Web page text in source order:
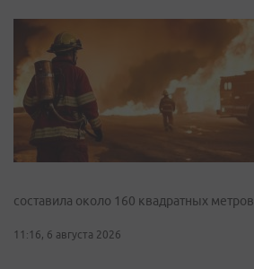
составила около 160 квадратных метров
11:16, 6 августа 2026